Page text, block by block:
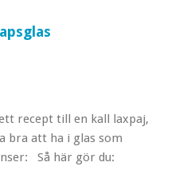
recept till en kall laxpaj,
bra att ha i glas som
Så här gör du: